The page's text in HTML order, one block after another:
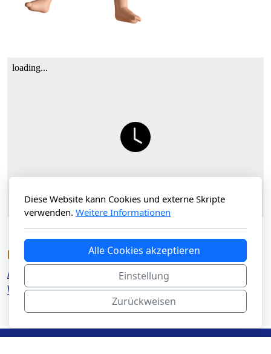
Downloads
Anleitung für Little Baby QCPR
Wichtige Infos zum Little Baby QCPR
Diese Website kann Cookies und externe Skripte
verwenden. Weitere Informationen
Alle Cookies akzeptieren
Einstellung
Zurückweisen